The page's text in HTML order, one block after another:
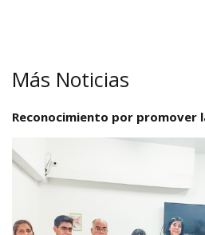
Más Noticias
Reconocimiento por promover